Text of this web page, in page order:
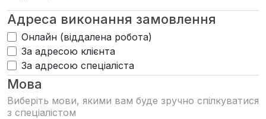
Адреса виконання замовлення
Онлайн (віддалена робота)
За адресою клієнта
За адресою спеціаліста
Мова
Виберіть мови, якими вам буде зручно спілкуватися
з спеціалістом